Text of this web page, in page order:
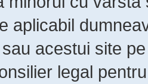
aplicabil
acestui site
legal